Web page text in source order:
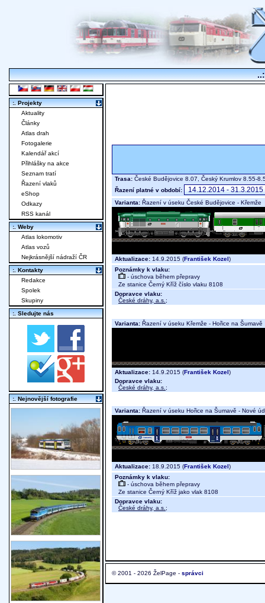
Trasa: České Budějovice 8.07, Český Krumlov 8.55-
Řazení platné v období:
Varianta: Řazení v úseku České Budějovice - Křemže
Aktualizace: 14.9.2015 (František Kozel)
Poznámky k vlaku:
- úschova během přepravy
Ze stanice Černý Kříž číslo vlaku 8108
Dopravce vlaku:
České dráhy, a.s. ;
Varianta: Řazení v úseku Křemže - Hořice na Šumavě
Aktualizace: 14.9.2015 (František Kozel)
Dopravce vlaku:
České dráhy, a.s. ;
Varianta: Řazení v úseku Hořice na Šumavě - Nové
Aktualizace: 18.9.2015 (František Kozel)
Poznámky k vlaku:
- úschova během přepravy
Ze stanice Černý Kříž jako vlak 8108
Dopravce vlaku:
České dráhy, a.s. ;
© 2001 - 2026 ŽelPage - správci
:. Projekty
Aktuality
Články
Atlas drah
Fotogalerie
Kalendář akcí
Přihlášky na akce
Seznam tratí
Řazení vlaků
eShop
Odkazy
RSS kanál
:. Weby
Atlas lokomotiv
Atlas vozů
Nejkrásnější nádraží ČR
:. Kontakty
Redakce
Spolek
Skupiny
:. Sledujte nás
:. Nejnovější fotografie